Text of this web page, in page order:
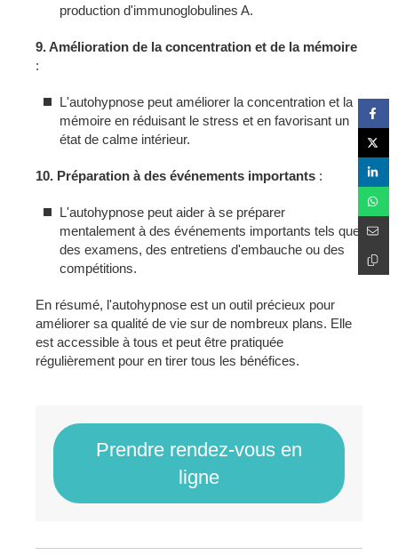
production d'immunoglobulines A.
9. Amélioration de la concentration et de la mémoire
:
L'autohypnose peut améliorer la concentration et la
mémoire en réduisant le stress et en favorisant un
état de calme intérieur.
10. Préparation à des événements importants :
L'autohypnose peut aider à se préparer
mentalement à des événements importants tels que
des examens, des entretiens d'embauche ou des
compétitions.
En résumé, l'autohypnose est un outil précieux pour
améliorer sa qualité de vie sur de nombreux plans. Elle
est accessible à tous et peut être pratiquée
régulièrement pour en tirer tous les bénéfices.
Prendre rendez-vous en
ligne